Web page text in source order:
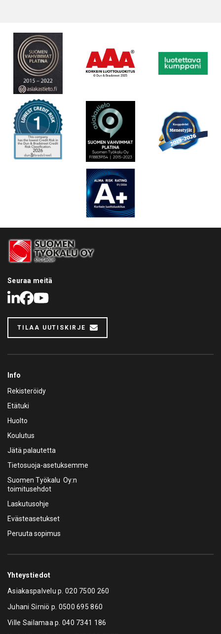
Seuraa meitä
LinkedIn
Facebook
Youtube
TILAA UUTISKIRJE
Info
Rekisteröidy
Etätuki
Huolto
Koulutus
Jätä palautetta
Tietosuoja-asetuksemme
Suomen Työkalu Oy:n
toimitusehdot
Laskutusohje
Evästeasetukset
Peruuta sopimus
Yhteystiedot
Asiakaspalvelu p.020 7500 260
Juhani Sirniö p. 0500 695 860
Ville Sailamaa p.040 7341 186